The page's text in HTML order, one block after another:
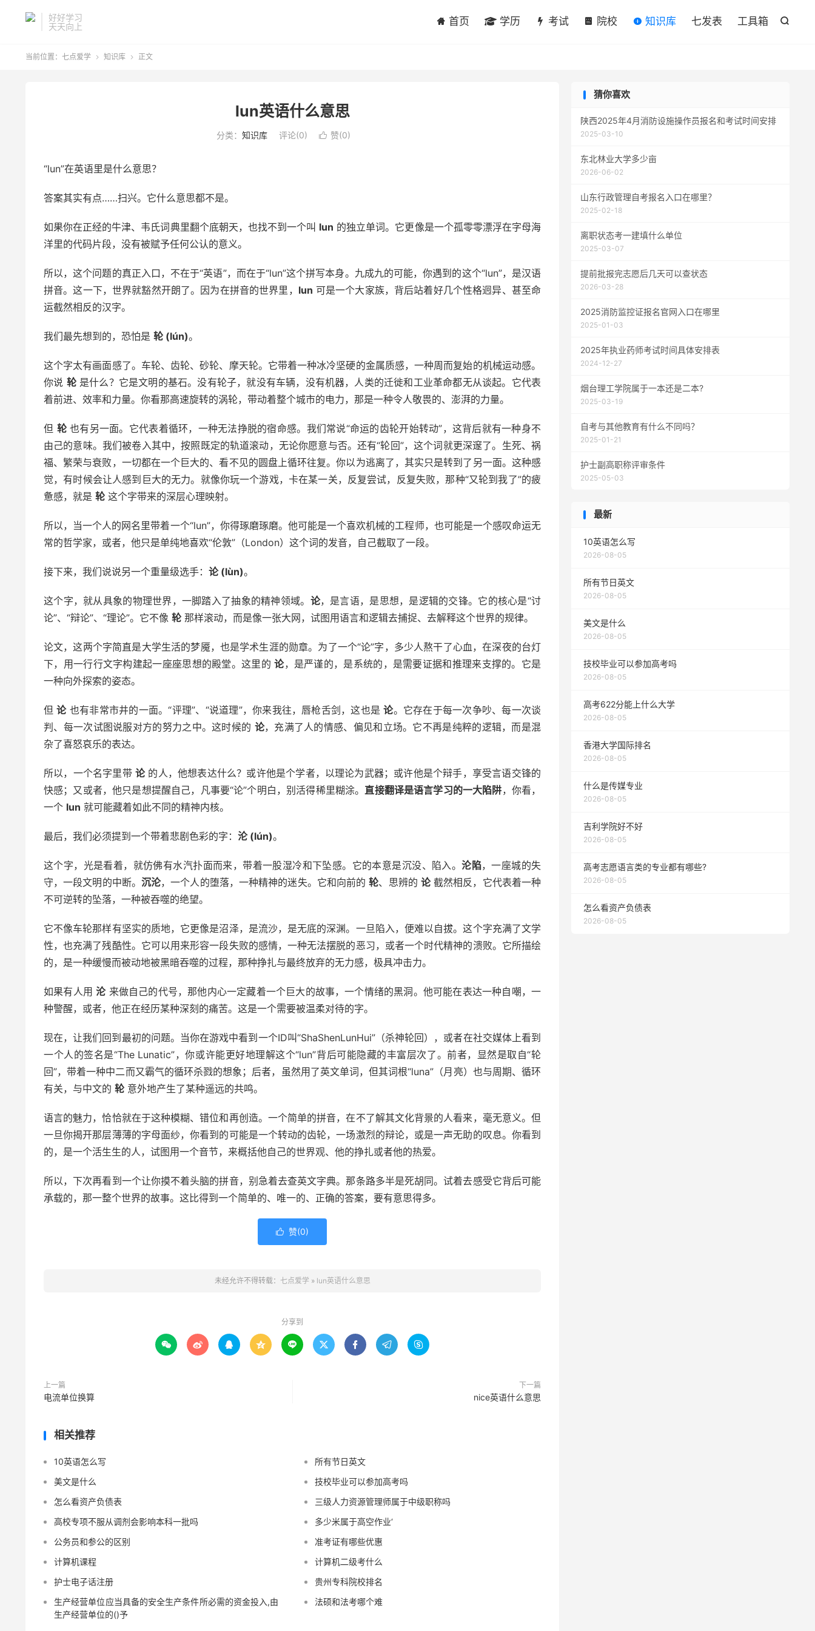
好好学习
天天向上

首页 学历 考试 院校 知识库 七发表 工具箱
当前位置： 七点爱学  知识库  正文
lun英语什么意思
分类： 知识库 评论(0)  赞(0)
“lun”在英语里是什么意思？
答案其实有点……扫兴。它什么意思都不是。
如果你在正经的牛津、韦氏词典里翻个底朝天，也找不到一个叫 lun 的独立单词。它更像是一个孤零零漂浮在字母海
洋里的代码片段，没有被赋予任何公认的意义。
所以，这个问题的真正入口，不在于“英语”，而在于“lun”这个拼写本身。九成九的可能，你遇到的这个“lun”，是汉语
拼音。这一下，世界就豁然开朗了。因为在拼音的世界里， lun 可是一个大家族，背后站着好几个性格迥异、甚至命
运截然相反的汉字。
我们最先想到的，恐怕是 轮 (lún)。
这个字太有画面感了。车轮、齿轮、砂轮、摩天轮。它带着一种冰冷坚硬的金属质感，一种周而复始的机械运动感。
你说 轮是什么？它是文明的基石。没有轮子，就没有车辆，没有机器，人类的迁徙和工业革命都无从谈起。它代表
着前进、效率和力量。你看那高速旋转的涡轮，带动着整个城市的电力，那是一种令人敬畏的、澎湃的力量。
但 轮也有另一面。它代表着循环，一种无法挣脱的宿命感。我们常说“命运的齿轮开始转动”，这背后就有一种身不
由己的意味。我们被卷入其中，按照既定的轨道滚动，无论你愿意与否。还有“轮回”，这个词就更深邃了。生死、祸
福、繁荣与衰败，一切都在一个巨大的、看不见的圆盘上循环往复。你以为逃离了，其实只是转到了另一面。这种感
觉，有时候会让人感到巨大的无力。就像你玩一个游戏，卡在某一关，反复尝试，反复失败，那种“又轮到我了”的疲
惫感，就是 轮 这个字带来的深层心理映射。
所以，当一个人的网名里带着一个“lun”，你得琢磨琢磨。他可能是一个喜欢机械的工程师，也可能是一个感叹命运无
常的哲学家，或者，他只是单纯地喜欢“伦敦”（London）这个词的发音，自己截取了一段。
接下来，我们说说另一个重量级选手： 论 (lùn)。
这个字，就从具象的物理世界，一脚踏入了抽象的精神领域。 论，是言语，是思想，是逻辑的交锋。它的核心是“讨
论”、“辩论”、“理论”。它不像 轮 那样滚动，而是像一张大网，试图用语言和逻辑去捕捉、去解释这个世界的规律。
论文，这两个字简直是大学生活的梦魇，也是学术生涯的勋章。为了一个“论”字，多少人熬干了心血，在深夜的台灯
下，用一行行文字构建起一座座思想的殿堂。这里的论，是严谨的，是系统的，是需要证据和推理来支撑的。它是
一种向外探索的姿态。
但论也有非常市井的一面。“评理”、“说道理”，你来我往，唇枪舌剑，这也是论。它存在于每一次争吵、每一次谈
判、每一次试图说服对方的努力之中。这时候的 论，充满了人的情感、偏见和立场。它不再是纯粹的逻辑，而是混
杂了喜怒哀乐的表达。
所以，一个名字里带 论的人，他想表达什么？或许他是个学者，以理论为武器；或许他是个辩手，享受言语交锋的
快感；又或者，他只是想提醒自己，凡事要“论”个明白，别活得稀里糊涂。直接翻译是语言学习的一大陷阱，你看，
一个 lun 就可能藏着如此不同的精神内核。
最后，我们必须提到一个带着悲剧色彩的字： 沦 (lún)。
这个字，光是看着，就仿佛有水汽扑面而来，带着一股湿冷和下坠感。它的本意是沉没、陷入。沦陷，一座城的失
守，一段文明的中断。 沉沦，一个人的堕落，一种精神的迷失。它和向前的轮、思辨的 论截然相反，它代表着一种
不可逆转的坠落，一种被吞噬的绝望。
它不像车轮那样有坚实的质地，它更像是沼泽，是流沙，是无底的深渊。一旦陷入，便难以自拔。这个字充满了文学
性，也充满了残酷性。它可以用来形容一段失败的感情，一种无法摆脱的恶习，或者一个时代精神的溃败。它所描绘
的，是一种缓慢而被动地被黑暗吞噬的过程，那种挣扎与最终放弃的无力感，极具冲击力。
如果有人用沦来做自己的代号，那他内心一定藏着一个巨大的故事，一个情绪的黑洞。他可能在表达一种自嘲，一
种警醒，或者，他正在经历某种深刻的痛苦。这是一个需要被温柔对待的字。
现在，让我们回到最初的问题。当你在游戏中看到一个ID叫“ShaShenLunHui”（杀神轮回），或者在社交媒体上看到
一个人的签名是“The Lunatic”，你或许能更好地理解这个“lun”背后可能隐藏的丰富层次了。前者，显然是取自“轮
回”，带着一种中二而又霸气的循环杀戮的想象；后者，虽然用了英文单词，但其词根“luna”（月亮）也与周期、循环
有关，与中文的 轮 意外地产生了某种遥远的共鸣。
语言的魅力，恰恰就在于这种模糊、错位和再创造。一个简单的拼音，在不了解其文化背景的人看来，毫无意义。但
一旦你揭开那层薄薄的字母面纱，你看到的可能是一个转动的齿轮，一场激烈的辩论，或是一声无助的叹息。你看到
的，是一个活生生的人，试图用一个音节，来概括他自己的世界观、他的挣扎或者他的热爱。
所以，下次再看到一个让你摸不着头脑的拼音，别急着去查英文字典。那条路多半是死胡同。试着去感受它背后可能
承载的，那一整个世界的故事。这比得到一个简单的、唯一的、正确的答案，要有意思得多。
 赞(0)
未经允许不得转载： 七点爱学 » lun英语什么意思
分享到
        
上一篇
电流单位换算
下一篇
nice英语什么意思
相关推荐
10英语怎么写
所有节日英文
美文是什么
技校毕业可以参加高考吗
怎么看资产负债表
三级人力资源管理师属于中级职称吗
高校专项不服从调剂会影响本科一批吗
多少米属于高空作业‘
公务员和参公的区别
准考证有哪些优惠
计算机课程
计算机二级考什么
护士电子话注册
贵州专科院校排名
生产经营单位应当具备的安全生产条件所必需的资金投入,由
生产经营单位的()予
法硕和法考哪个难
猜你喜欢
陕西2025年4月消防设施操作员报名和考试时间安排
2025-03-10
东北林业大学多少亩
2026-06-02
‌山东行政管理自考报名入口在哪里？
2025-02-18
离职状态考一建填什么单位
2025-03-07
提前批报完志愿后几天可以查状态
2026-03-28
2025消防监控证报名官网入口在哪里
2025-01-03
2025年执业药师考试时间具体安排表
2024-12-27
烟台理工学院属于一本还是二本?
2025-03-19
自考与其他教育有什么不同吗？
2025-01-21
护士副高职称评审条件
2025-05-03
最新
10英语怎么写
2026-08-05
所有节日英文
2026-08-05
美文是什么
2026-08-05
技校毕业可以参加高考吗
2026-08-05
高考622分能上什么大学
2026-08-05
香港大学国际排名
2026-08-05
什么是传媒专业
2026-08-05
吉利学院好不好
2026-08-05
高考志愿语言类的专业都有哪些?
2026-08-05
怎么看资产负债表
2026-08-05